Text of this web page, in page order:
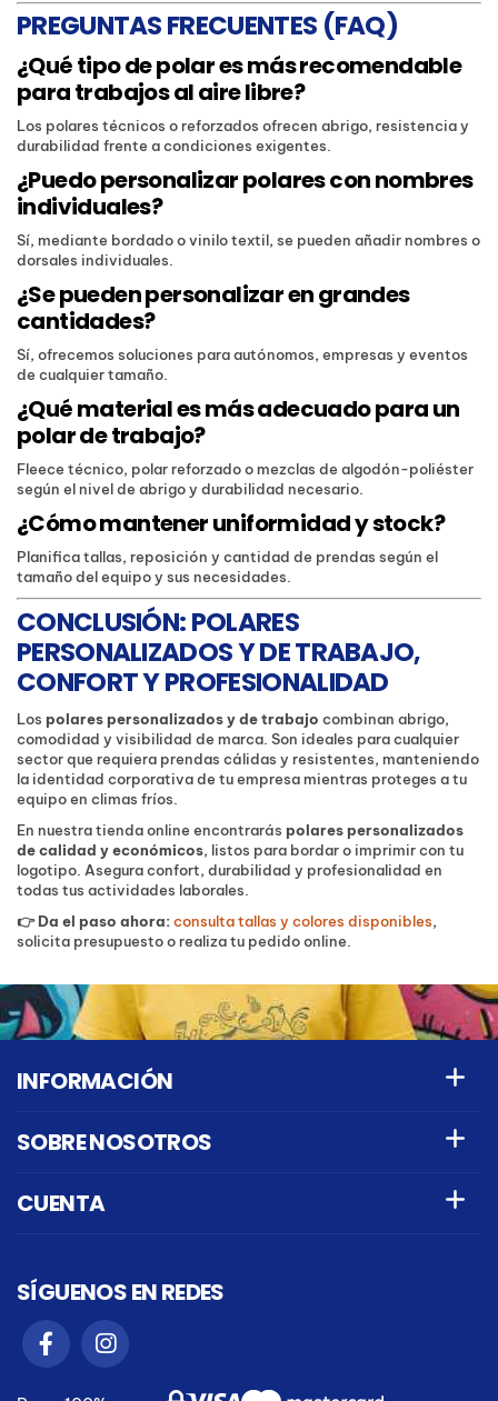
PREGUNTAS FRECUENTES (FAQ)
¿Qué tipo de polar es más recomendable
para trabajos al aire libre?
Los polares técnicos o reforzados ofrecen abrigo, resistencia y
durabilidad frente a condiciones exigentes.
¿Puedo personalizar polares con nombres
individuales?
Sí, mediante bordado o vinilo textil, se pueden añadir nombres o
dorsales individuales.
¿Se pueden personalizar en grandes
cantidades?
Sí, ofrecemos soluciones para autónomos, empresas y eventos
de cualquier tamaño.
¿Qué material es más adecuado para un
polar de trabajo?
Fleece técnico, polar reforzado o mezclas de algodón-poliéster
según el nivel de abrigo y durabilidad necesario.
¿Cómo mantener uniformidad y stock?
Planifica tallas, reposición y cantidad de prendas según el
tamaño del equipo y sus necesidades.
CONCLUSIÓN: POLARES
PERSONALIZADOS Y DE TRABAJO,
CONFORT Y PROFESIONALIDAD
Los polares personalizados y de trabajo combinan abrigo,
comodidad y visibilidad de marca. Son ideales para cualquier
sector que requiera prendas cálidas y resistentes, manteniendo
la identidad corporativa de tu empresa mientras proteges a tu
equipo en climas fríos.
En nuestra tienda online encontrarás polares personalizados
de calidad y económicos, listos para bordar o imprimir con tu
logotipo. Asegura confort, durabilidad y profesionalidad en
todas tus actividades laborales.
👉 Da el paso ahora:consulta tallas y colores disponibles,
solicita presupuesto o realiza tu pedido online.
INFORMACIÓN
SOBRE NOSOTROS
CUENTA
SÍGUENOS EN REDES